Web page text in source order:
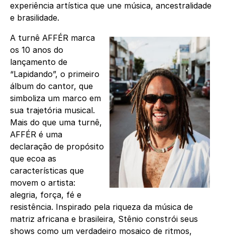
experiência artística que une música, ancestralidade
e brasilidade.
A turnê AFFÉR marca
os 10 anos do
lançamento de
“Lapidando”, o primeiro
álbum do cantor, que
simboliza um marco em
sua trajetória musical.
Mais do que uma turnê,
AFFÉR é uma
declaração de propósito
que ecoa as
características que
movem o artista:
alegria, força, fé e
resistência. Inspirado pela riqueza da música de
matriz africana e brasileira, Stênio constrói seus
shows como um verdadeiro mosaico de ritmos,